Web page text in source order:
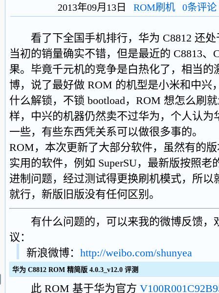
2013年09月13日 ROM刷机 0条评论
看了下全国手机排行，华为 C8812 还处
当初的销量确实不错，但是最近的 C8813、
果。毕竟千元机的竞争是白热化了，相
博，说了最好做 ROM 的机型是小米和中兴
什么解锁，不锁 bootload，ROM 想怎么刷
样，中兴的机器仍然卖不过华为，个人认为
一些，有些东西凭关系可以做很多事的
ROM，本次更新了大部分软件，虽然有的
实用的软件，例如 SuperSU，最新版按照
进制问题，经过测试得更换刷机模式，所以
就行，新版旧版没有任何区别。
有什么问题的，可以来我的微博反馈，
议：
新浪微博： http://weibo.com/shunyea
华为 C8812 ROM 精简版 4.0.3_v12.0 评测
此 ROM 基于华为官方